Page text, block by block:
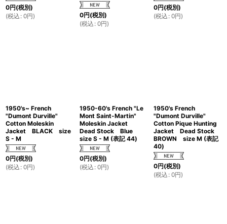
0円(税別)
(税込 : 0円) 0円(税別)
(税込 : 0円)
0円(税別)
(税込 : 0円)
1950's~ French
"Dumont Durville"
Cotton Moleskin
Jacket BLACK size
S - M
0円(税別)
(税込 : 0円)
1950-60's French "Le
Mont Saint-Martin"
Moleskin Jacket
Dead Stock Blue
size S - M (表記 44)
0円(税別)
(税込 : 0円)
1950's French
"Dumont Durville"
Cotton Pique Hunting
Jacket Dead Stock
BROWN size M (表記
40)
0円(税別)
(税込 : 0円)